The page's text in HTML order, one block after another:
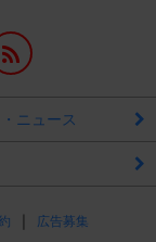
ニュース
広告募集